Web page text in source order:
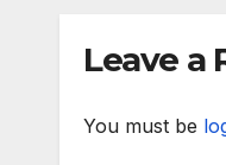
Leave a
You must be